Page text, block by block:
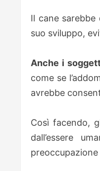
Il cane
suo sviluppo,
Anche i
come se
avrebbe
Così facendo,
dall’essere
preoccupazione